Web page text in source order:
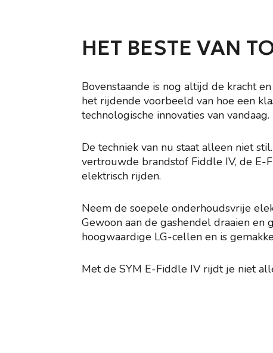
HET BESTE VAN
Bovenstaande is nog altijd de kracht
het rijdende voorbeeld van hoe een
technologische innovaties van vandaag.
De techniek van nu staat alleen niet
vertrouwde brandstof Fiddle IV, de E-
elektrisch rijden.
Neem de soepele onderhoudsvrije
Gewoon aan de gashendel draaien en
hoogwaardige LG-cellen en is
Met de SYM E-Fiddle IV rijdt je niet